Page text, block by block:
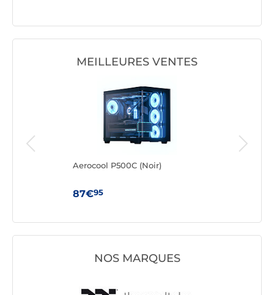
MEILLEURES VENTES
Aerocool P500C (Noir)
87€95
NOS MARQUES